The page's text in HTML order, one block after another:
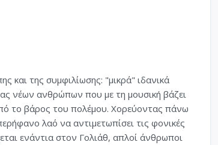
και της συμφιλίωσης: "μικρά" ιδανικά
νέων ανθρώπων που με τη μουσική βάζει
το βάρος του πολέμου. Χορεύοντας πάνω
λαό να αντιμετωπίσει τις φονικές
ενάντια στον Γολιάθ, απλοί άνθρωποι